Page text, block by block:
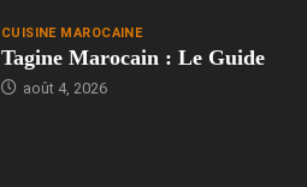
CUISINE MAROCAINE
Tagine Marocain : Le Guide
août 4, 2026